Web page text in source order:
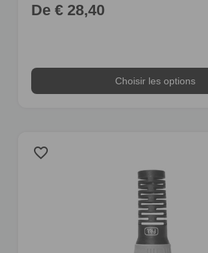
De € 28,40
Choisir les options
favorite_border